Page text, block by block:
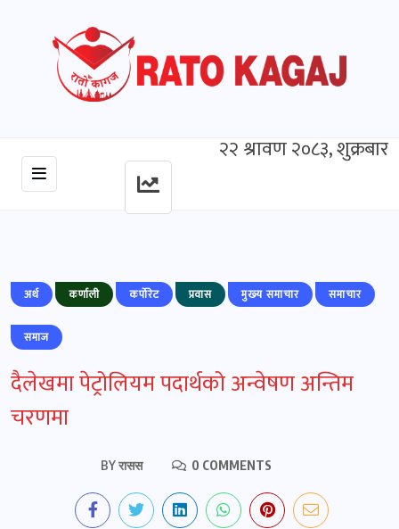
२२ श्रावण २०८३, शुक्रबार
अर्थ कर्णाली कर्पोरेट प्रवास मुख्‍य समाचार समाचार
समाज
दैलेखमा पेट्रोलियम पदार्थको अन्वेषण अन्तिम
चरणमा
BYरासस 0 COMMENTS